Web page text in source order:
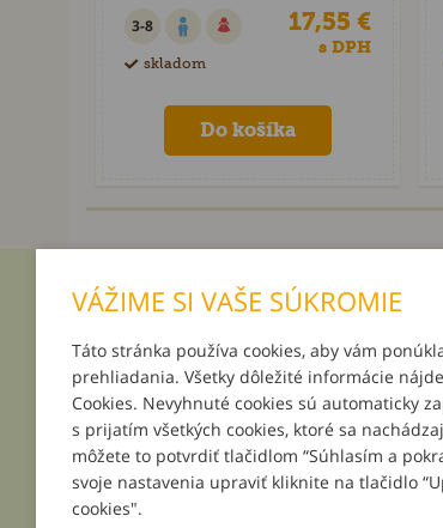
3-8
skladom
17,55 €
s DPH
INFORMÁCIE
O nás
Platba a doručenie
Darčeky k objednávkam
Podpor svoju školu
Všeobecné obchodné podmienky
Reklamačné podmienky
Kontakt
VÁŽIME SI VAŠE SÚKROMIE
Táto stránka používa cookies, aby vám
prehliadania. Všetky dôležité informácie
Cookies. Nevyhnuté cookies sú automaticky
s prijatím všetkých cookies, ktoré sa
môžete to potvrdiť tlačidlom “Súhlasím a
svoje nastavenia upraviť kliknite na tlačidlo
cookies".